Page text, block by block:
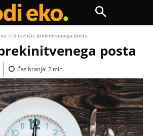
5 različic prekinitvenega posta
posta
Čas branja: 2 min.